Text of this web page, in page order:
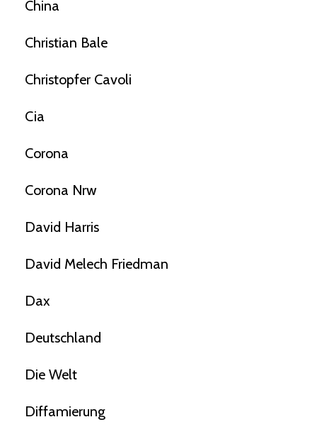
China
Christian Bale
Christopfer Cavoli
Cia
Corona
Corona Nrw
David Harris
David Melech Friedman
Dax
Deutschland
Die Welt
Diffamierung